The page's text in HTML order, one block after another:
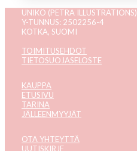
UNIKO (PETRA ILLUSTRATIONS)
Y-TUNNUS: 2502256-4
KOTKA, SUOMI
TOIMITUSEHDOT
TIETOSUOJASELOSTE
KAUPPA
ETUSIVU
TARINA
JÄLLEENMYYJÄT
OTA YHTEYTTÄ
UUTISKIRJE